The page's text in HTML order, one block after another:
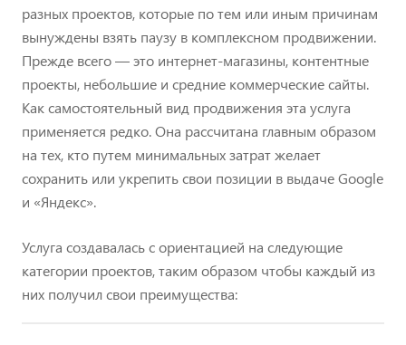
разных проектов, которые по тем или иным причинам
вынуждены взять паузу в комплексном продвижении.
Прежде всего — это интернет-магазины, контентные
проекты, небольшие и средние коммерческие сайты.
Как самостоятельный вид продвижения эта услуга
применяется редко. Она рассчитана главным образом
на тех, кто путем минимальных затрат желает
сохранить или укрепить свои позиции в выдаче Google
и «Яндекс».
Услуга создавалась с ориентацией на следующие
категории проектов, таким образом чтобы каждый из
них получил свои преимущества: